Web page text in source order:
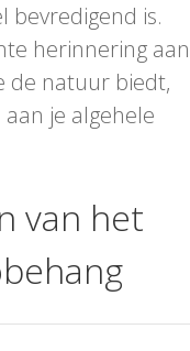
bevredigend is.
herinnering aan
de natuur biedt,
je algehele
van het